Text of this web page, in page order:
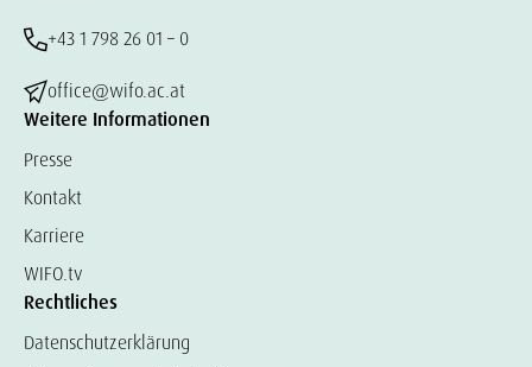
+43 1 798 26 01 – 0
office@wifo.ac.at
Weitere Informationen
Presse
Kontakt
Karriere
WIFO.tv
Rechtliches
Datenschutzerklärung